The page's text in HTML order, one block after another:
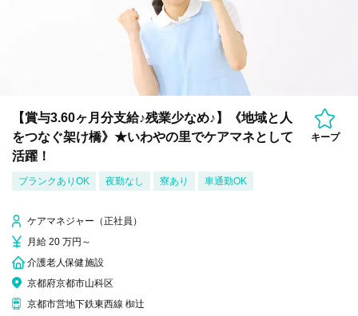
【賞与3.60ヶ月分支給♪残業少なめ♪】《地域と人
をつなぐ架け橋》★いわやの里でケアマネとして
活躍！
キープ
ブランクありOK 夜勤なし 寮あり 車通勤OK
ケアマネジャー（正社員）
月給 20 万円～
介護老人保健施設
京都府京都市山科区
京都市営地下鉄東西線 椥辻